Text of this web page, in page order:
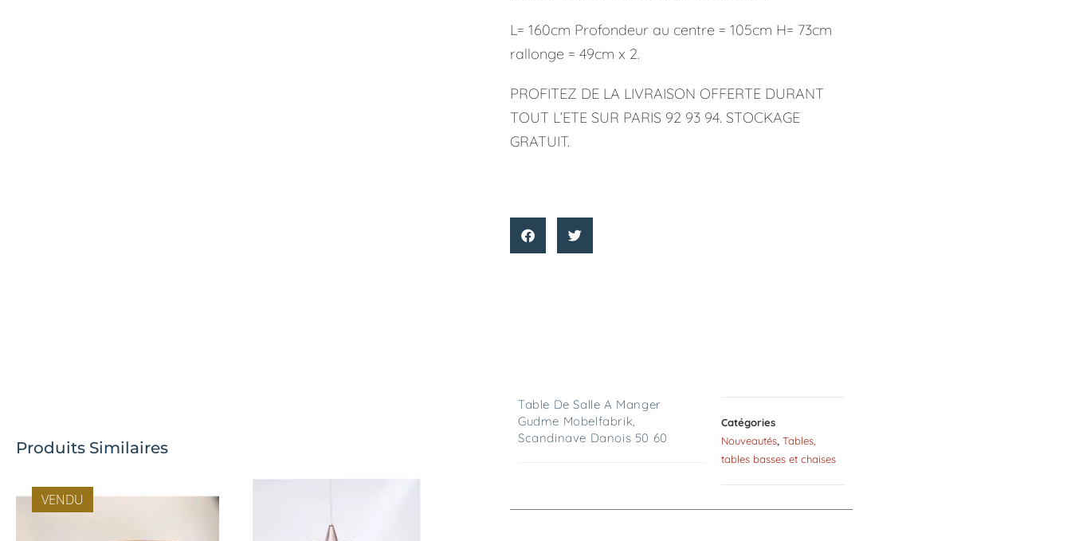
L= 160cm Profondeur au centre = 105cm H= 73cm
rallonge = 49cm x 2.
PROFITEZ DE LA LIVRAISON OFFERTE DURANT
TOUT L’ETE SUR PARIS 92 93 94. STOCKAGE
GRATUIT.
Produits Similaires
VENDU
Table De Salle A Manger
Gudme Mobelfabrik,
Scandinave Danois 50 60
Catégories
Nouveautés, Tables,
tables basses et chaises